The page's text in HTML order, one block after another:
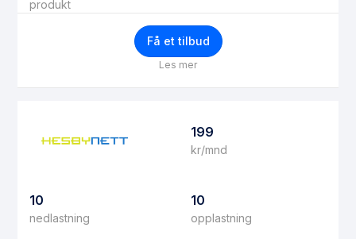
produkt
Få et tilbud
Les mer
199
kr/mnd
10
nedlastning
10
opplastning